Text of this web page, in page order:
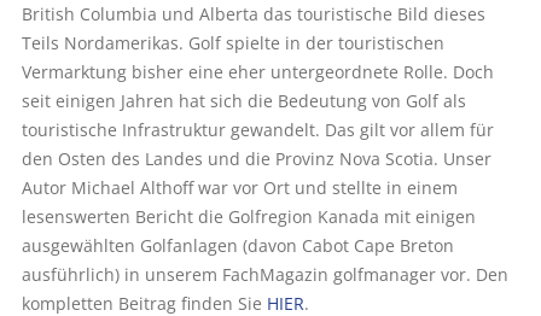
British Columbia und Alberta das touristische Bild dieses
Teils Nordamerikas. Golf spielte in der touristischen
Vermarktung bisher eine eher untergeordnete Rolle. Doch
seit einigen Jahren hat sich die Bedeutung von Golf als
touristische Infrastruktur gewandelt. Das gilt vor allem für
den Osten des Landes und die Provinz Nova Scotia. Unser
Autor Michael Althoff war vor Ort und stellte in einem
lesenswerten Bericht die Golfregion Kanada mit einigen
ausgewählten Golfanlagen (davon Cabot Cape Breton
ausführlich) in unserem FachMagazin golfmanager vor. Den
kompletten Beitrag finden Sie HIER.